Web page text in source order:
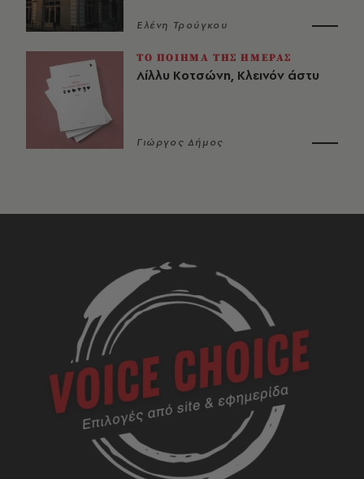
Ελένη Τρούγκου
ΤΟ ΠΟΙΗΜΑ ΤΗΣ ΗΜΕΡΑΣ
Λίλλυ Κοτσώνη, Κλεινόν άστυ
Γιώργος Δήμος